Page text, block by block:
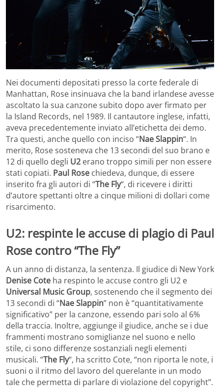
Nei documenti depositati presso la corte federale di
Manhattan, Rose insinuava che la band irlandese avesse
ascoltato la sua canzone subito dopo aver firmato per
la Island Records, nel 1989. Il cantautore inglese, infatti,
aveva precedentemente inviato all’etichetta dei demo.
Tra questi, anche quello con inciso “Nae Slappin“. In
merito, Rose sosteneva che 13 secondi del suo brano e
12 di quello degli U2 erano troppo simili per non essere
stati copiati. Paul Rose chiedeva, dunque, di essere
inserito fra gli autori di “The Fly“, di ricevere i diritti
d’autore spettanti oltre a cinque milioni di dollari come
risarcimento.
U2: respinte le accuse di plagio di Paul
Rose contro “The Fly”
A un anno di distanza, la sentenza. Il giudice di New York
Denise Cote ha respinto le accuse contro gli U2 e
Universal Music Group, sostenendo che il segmento dei
13 secondi di “Nae Slappin” non è “quantitativamente
significativo” per la canzone, essendo pari solo al 6%
della traccia. Inoltre, aggiunge il giudice, anche se i due
frammenti mostrano somiglianze nel suono e nello
stile, ci sono differenze sostanziali negli elementi
musicali. “The Fly“, ha scritto Cote, “non riporta le note, i
suoni o il ritmo del lavoro del querelante in un modo
tale che permetta di parlare di violazione del copyright”.